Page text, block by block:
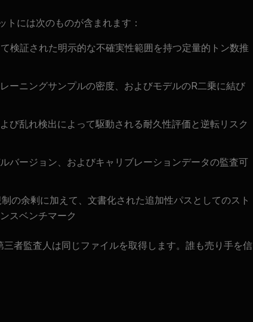
には次のものが含まれます：
検証された明示的な不確実性範囲を持つ定量的トン数推
ーニングサンプルの密度、およびモデルのR二乗に結び
び乱れ検出によって駆動される耐久性評価と逆転リスク
バージョン、およびキャリブレーションデータの監査可
の余剰に加えて、文書化された追加性パスとしてのスト
スベンチマーク
者監査人は同じファイルを取得します。誰も売り手を信